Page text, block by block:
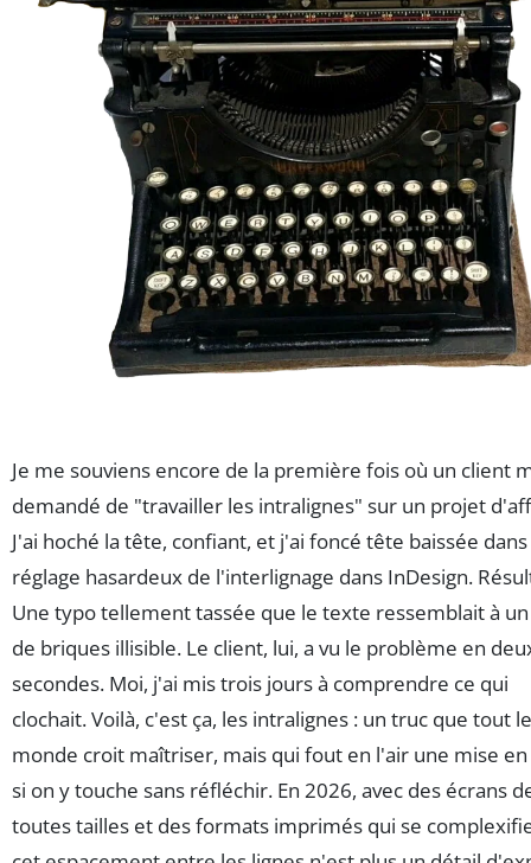
Je me souviens encore de la première fois où un client
demandé de "travailler les intralignes" sur un projet
J'ai hoché la tête, confiant, et j'ai foncé tête baissée
réglage hasardeux de l'interlignage dans InDesign.
Une typo tellement tassée que le texte ressemblait à
de briques illisible. Le client, lui, a vu le problème en
secondes. Moi, j'ai mis trois jours à comprendre ce qui
clochait. Voilà, c'est ça, les intralignes : un truc que tout le
monde croit maîtriser, mais qui fout en l'air une mise en
si on y touche sans réfléchir. En 2026, avec des écrans
toutes tailles et des formats imprimés qui se